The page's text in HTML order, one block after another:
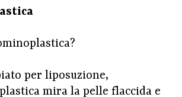
per liposuzione,
mira la pelle flaccida e